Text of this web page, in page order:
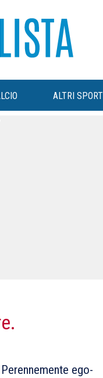
ALTRI SPORT
ego-